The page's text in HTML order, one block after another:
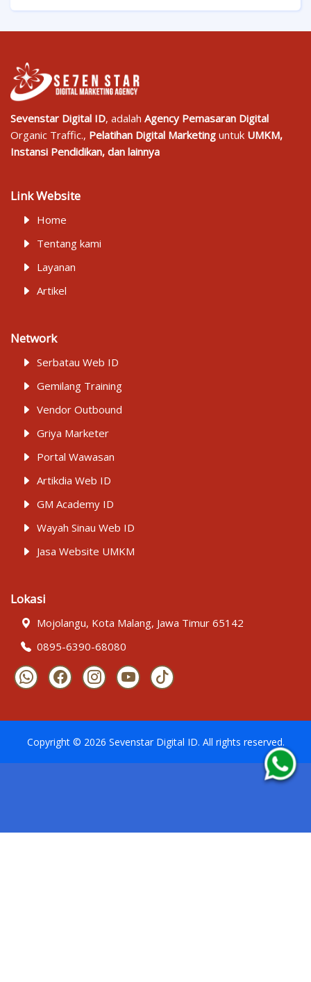
Sevenstar Digital ID, adalah Agency Pemasaran Digital
Organic Traffic., Pelatihan Digital Marketing untuk UMKM,
Instansi Pendidikan, dan lainnya
Link Website
Home
Tentang kami
Layanan
Artikel
Network
Serbatau Web ID
Gemilang Training
Vendor Outbound
Griya Marketer
Portal Wawasan
Artikdia Web ID
GM Academy ID
Wayah Sinau Web ID
Jasa Website UMKM
Lokasi
Mojolangu, Kota Malang, Jawa Timur 65142
0895-6390-68080
Copyright © 2026 Sevenstar Digital ID. All rights reserved.